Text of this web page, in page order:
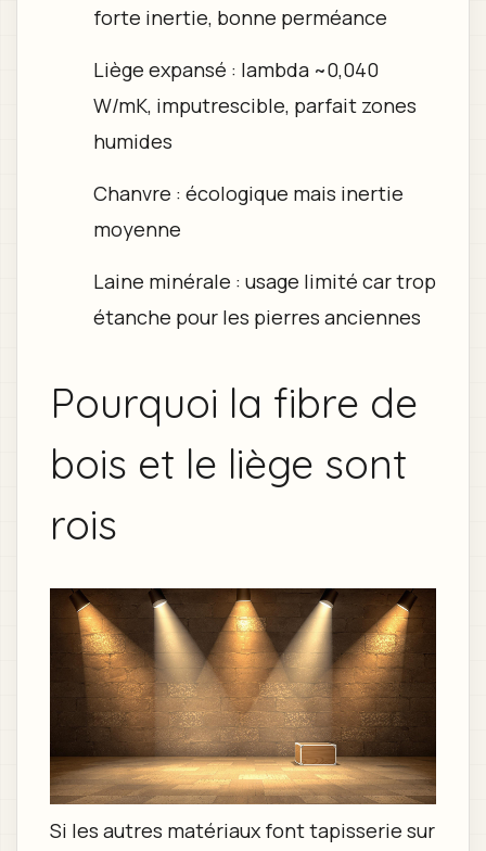
forte inertie, bonne perméance
Liège expansé : lambda ~0,040
W/mK, imputrescible, parfait zones
humides
Chanvre : écologique mais inertie
moyenne
Laine minérale : usage limité car trop
étanche pour les pierres anciennes
Pourquoi la fibre de
bois et le liège sont
rois
Si les autres matériaux font tapisserie sur